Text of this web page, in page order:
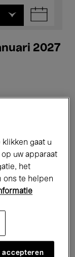
2027
Music
gaat u
uw apparaat
het
ons te helpen
accepteren